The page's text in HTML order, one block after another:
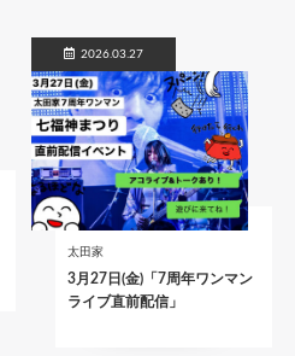
2026.03.27
太田家
3月27日(金)「7周年ワンマン
ライブ直前配信」